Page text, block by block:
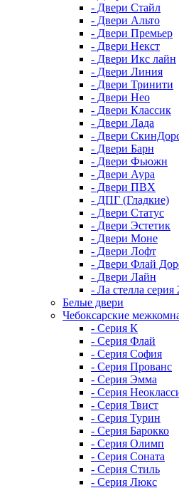
- Двери Стайл
- Двери Альто
- Двери Премьер
- Двери Некст
- Двери Икс лайн
- Двери Линия
- Двери Тринити
- Двери Нео
- Двери Классик
- Двери Лада
- Двери
- Двери Барн
- Двери Фьюжн
- Двери Аура
- Двери ПВХ
- ДПГ (Гладкие)
- Двери Статус
- Двери Эстетик
- Двери Моне
- Двери Лофт
- Двери Флай
- Двери Лайн
- Ла стелла серия
Белые двери
Чебоксарские
- Серия К
- Серия Флай
- Серия София
- Серия Прованс
- Серия Эмма
- Серия
- Серия Твист
- Серия Турин
- Серия Барокко
- Серия Олимп
- Серия Соната
- Серия Стиль
- Серия Люкс